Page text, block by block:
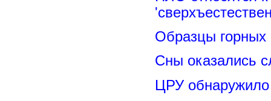
Образцы горных
Сны оказались
ЦРУ обнаружило